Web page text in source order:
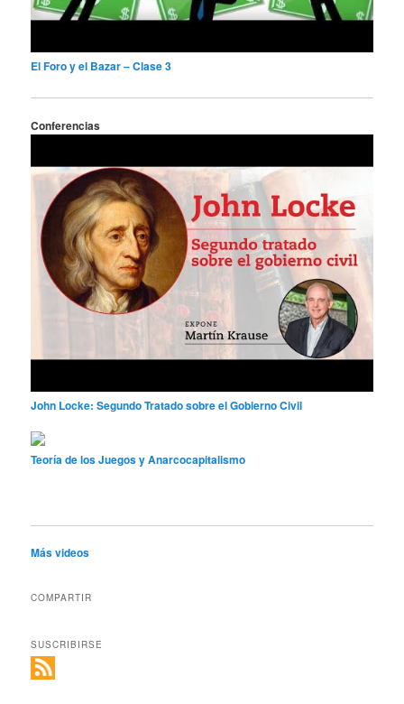
El Foro y el Bazar – Clase 3
Conferencias
John Locke: Segundo Tratado sobre el Gobierno Civil
Teoría de los Juegos y Anarcocapitalismo
Más videos
COMPARTIR
SUSCRIBIRSE